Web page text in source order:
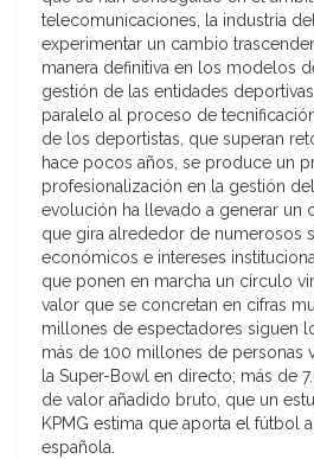
telecomunicaciones, la industria
experimentar un cambio
manera definitiva en los modelos
gestión de las entidades
paralelo al proceso de
de los deportistas, que superan
hace pocos años, se produce un
profesionalización en la gestión
evolución ha llevado a generar un
que gira alrededor de numerosos
económicos e intereses
que ponen en marcha un círculo
valor que se concretan en cifras
millones de espectadores siguen
más de 100 millones de personas
la Super-Bowl en directo; más de
de valor añadido bruto, que un
KPMG estima que aporta el fútbol
española.